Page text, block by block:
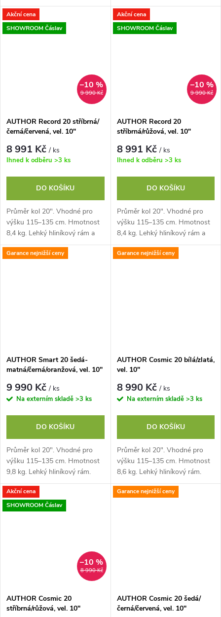
stabilitu a snadné ovládání při
každodenním ježdění. Nový...
vidlice. Kombo řídítka v
průměru 22 mm. Komponenty
SHIMANO...
Akční cena
SHOWROOM Čáslav
9 990 Kč
–10 %
AUTHOR Record 20 stříbrná/
černá/červená, vel. 10"
8 991 Kč/ ks
Ihned k odběru >3 ks
DO KOŠÍKU
Průměr kol 20". Vhodné pro
výšku 115–135 cm. Hmotnost
8,4 kg. Lehký hliníkový rám a
vidlice. Kombo řídítka v
průměru 22 mm. Komponenty
Akční cena
SHOWROOM Čáslav
9 990 Kč
–10 %
AUTHOR Record 20
stříbrná/růžová, vel. 10"
8 991 Kč/ ks
Ihned k odběru >3 ks
DO KOŠÍKU
Průměr kol 20". Vhodné pro
výšku 115–135 cm. Hmotnost
8,4 kg. Lehký hliníkový rám a
vidlice. Kombo řídítka v
průměru 22 mm. Komponenty
Garance nejnižší ceny
AUTHOR Smart 20 šedá-
matná/černá/oranžová, vel. 10"
9 990 Kč/ ks
Na externím skladě >3 ks
DO KOŠÍKU
Průměr kol 20". Vhodné pro
výšku 115–135 cm. Hmotnost
9,8 kg. Lehký hliníkový rám.
Odpružená vidlice ZOOM.
Komponenty SHIMANO
Revoshift, 6 rychlostí
Garance nejnižší ceny
AUTHOR Cosmic 20 bílá/zlatá,
vel. 10"
8 990 Kč/ ks
Na externím skladě >3 ks
DO KOŠÍKU
Průměr kol 20". Vhodné pro
výšku 115–135 cm. Hmotnost
8,6 kg. Lehký hliníkový rám.
Komponenty SHIMANO
Revoshift, 6 rychlostí. V brzdy
Akční cena
SHOWROOM Čáslav
8 990 Kč
–10 %
AUTHOR Cosmic 20
stříbrná/růžová, vel. 10"
Garance nejnižší ceny
AUTHOR Cosmic 20 šedá/
černá/červená, vel. 10"